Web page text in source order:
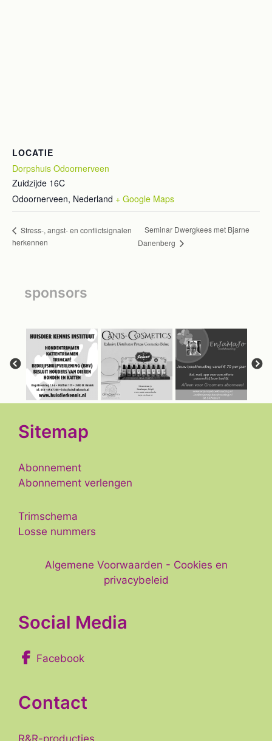
LOCATIE
Dorpshuis Odoornerveen
Zuidzijde 16C
Odoornerveen, Nederland + Google Maps
Stress-, angst- en conflictsignalen
herkennen
Seminar Dwergkees met Bjarne
Danenberg
sponsors
Sitemap
Abonnement
Abonnement verlengen
Trimschema
Losse nummers
Algemene Voorwaarden - Cookies en
privacybeleid
Social Media
Facebook
Contact
R&R-producties